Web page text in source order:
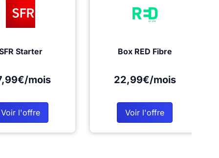
Starter
mois
Voir l'offre
Box RED Fibre
22,99€/mois
Voir l'offre